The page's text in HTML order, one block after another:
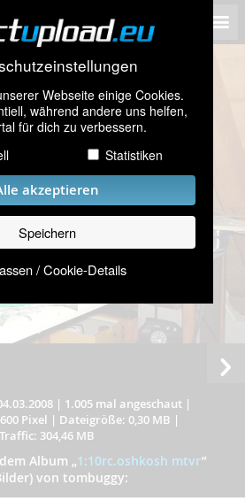
Webseite einige Cookies.
während andere uns helfen,
für dich zu verbessern.
Statistiken
akzeptieren
Speichern
/ Cookie-Details
| 1.005 mal angeschaut|
Pixel | Dateigröße: 0,30 MB |
Traffic: 304,46 MB
Album „1:10rc.oshkosh mtvr”
von tombuggy: